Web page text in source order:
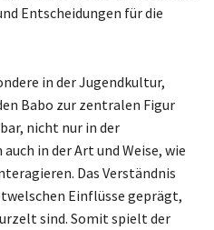
Entscheidungen für die
in der Jugendkultur,
Babo zur zentralen Figur
nicht nur in der
in der Art und Weise, wie
Das Verständnis
Einflüsse geprägt,
sind. Somit spielt der